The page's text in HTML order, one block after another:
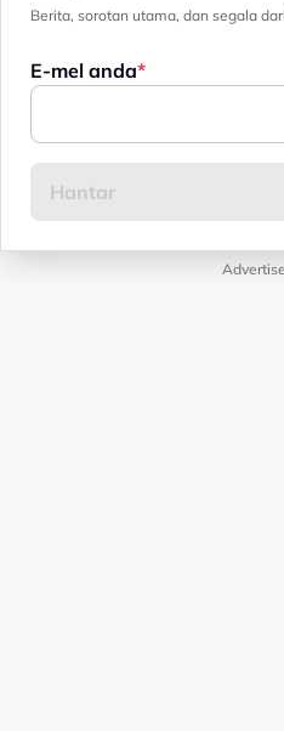
Berita, sorotan utama, dan segala
E-mel anda